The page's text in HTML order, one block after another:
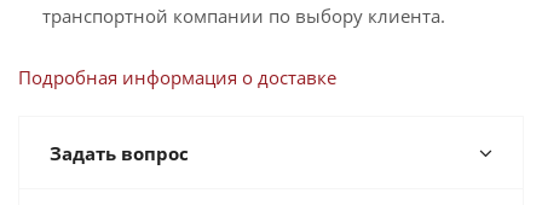
транспортной компании по выбору клиента.
Подробная информация о доставке
Задать вопрос